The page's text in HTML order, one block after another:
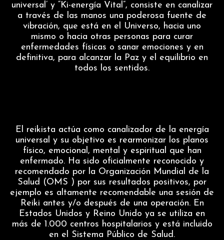
universal’ y “Ki-energía Vital”, consiste en canalizar
a través de las manos una poderosa fuente de
vibración, que está en el Universo, hacia uno
mismo o hacia otras personas para curar
enfermedades físicas o sanar emociones y en
definitiva, para alcanzar la Paz y el equilibrio en
todos los sentidos.
El reikista actúa como canalizador de la energía
universal y su objetivo es rearmonizar los planos
físico, emocional, mental y espiritual que han
enfermado. Ha sido oficialmente reconocido y
recomendado por la Organización Mundial de la
Salud (OMS ) por sus resultados positivos, por
ejemplo es altamente recomendable una sesión de
Reiki antes y/o después de una operación. En
Estados Unidos y Reino Unido ya se utiliza en
más de 1.000 centros hospitalarios y está incluido
en el Sistema Público de Salud.